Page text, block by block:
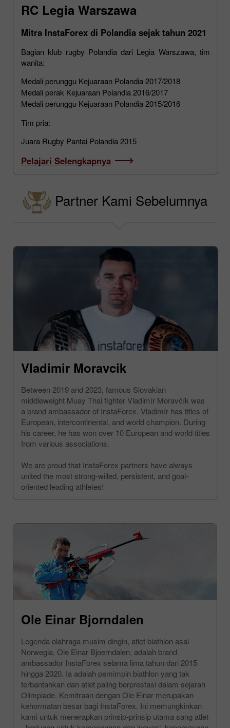
RC Legia Warszawa
Mitra InstaForex di Polandia sejak tahun 2021
Bagian klub rugby Polandia dari Legia Warszawa, tim
wanita:
Medali perunggu Kejuaraan Polandia 2017/2018
Medali perak Kejuaraan Polandia 2016/2017
Medali perunggu Kejuaraan Polandia 2015/2016
Tim pria:
Juara Rugby Pantai Polandia 2015
Pelajari Selengkapnya
Partner Kami Sebelumnya
Vladimir Moravcik
Between 2019 and 2023, famous Slovakian
middleweight Muay Thai fighter Vladimír Moravčík was
a brand ambassador of InstaForex. Vladimír has titles of
European, intercontinental, and world champion. During
his career, he has won over 10 European and world titles
from various associations.
We are proud that InstaForex partners have always
united the most strong-willed, persistent, and goal-
oriented leading athletes!
Ole Einar Bjorndalen
Legenda olahraga musim dingin, atlet biathlon asal
Norwegia, Ole Einar Bjoerndalen, adalah brand
ambassador InstaForex selama lima tahun dari 2015
hingga 2020. Ia adalah pemimpin biathlon yang tak
terbantahkan dan atlet paling berprestasi dalam sejarah
Olimpiade. Kemitraan dengan Ole Einar merupakan
kehormatan besar bagi InstaForex. Ini memungkinkan
kami untuk menerapkan prinsip-prinsip utama sang atlet